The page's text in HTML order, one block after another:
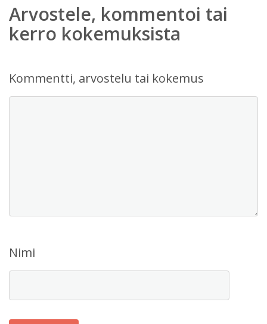
Arvostele, kommentoi tai
kerro kokemuksista
Kommentti, arvostelu tai kokemus
Nimi